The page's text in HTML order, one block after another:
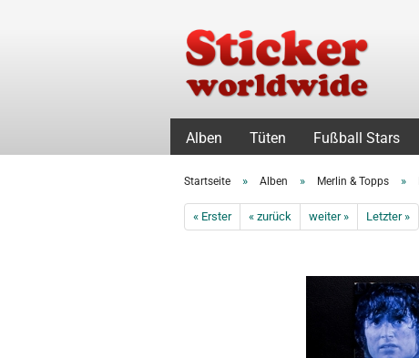
Alben Tüten Fußball Stars
Startseite » Alben » Merlin & Topps »
« Erster « zurück weiter » Letzter »